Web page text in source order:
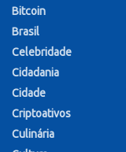
Bitcoin
Brasil
Celebridade
Cidadania
Cidade
Criptoativos
Culinária